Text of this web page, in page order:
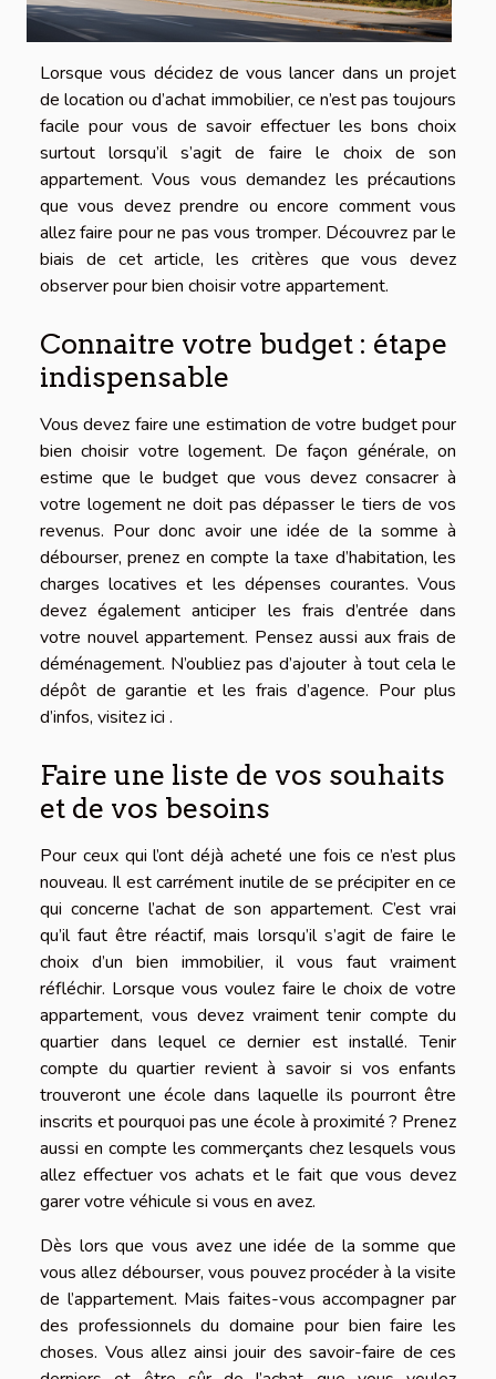
Lorsque vous décidez de vous lancer dans un projet
de location ou d’achat immobilier, ce n’est pas toujours
facile pour vous de savoir effectuer les bons choix
surtout lorsqu’il s’agit de faire le choix de son
appartement. Vous vous demandez les précautions
que vous devez prendre ou encore comment vous
allez faire pour ne pas vous tromper. Découvrez par le
biais de cet article, les critères que vous devez
observer pour bien choisir votre appartement.
Connaitre votre budget : étape
indispensable
Vous devez faire une estimation de votre budget pour
bien choisir votre logement. De façon générale, on
estime que le budget que vous devez consacrer à
votre logement ne doit pas dépasser le tiers de vos
revenus. Pour donc avoir une idée de la somme à
débourser, prenez en compte la taxe d’habitation, les
charges locatives et les dépenses courantes. Vous
devez également anticiper les frais d’entrée dans
votre nouvel appartement. Pensez aussi aux frais de
déménagement. N’oubliez pas d’ajouter à tout cela le
dépôt de garantie et les frais d’agence. Pour plus
d’infos, visitez ici .
Faire une liste de vos souhaits
et de vos besoins
Pour ceux qui l’ont déjà acheté une fois ce n’est plus
nouveau. Il est carrément inutile de se précipiter en ce
qui concerne l’achat de son appartement. C’est vrai
qu’il faut être réactif, mais lorsqu’il s’agit de faire le
choix d’un bien immobilier, il vous faut vraiment
réfléchir. Lorsque vous voulez faire le choix de votre
appartement, vous devez vraiment tenir compte du
quartier dans lequel ce dernier est installé. Tenir
compte du quartier revient à savoir si vos enfants
trouveront une école dans laquelle ils pourront être
inscrits et pourquoi pas une école à proximité ? Prenez
aussi en compte les commerçants chez lesquels vous
allez effectuer vos achats et le fait que vous devez
garer votre véhicule si vous en avez.
Dès lors que vous avez une idée de la somme que
vous allez débourser, vous pouvez procéder à la visite
de l’appartement. Mais faites-vous accompagner par
des professionnels du domaine pour bien faire les
choses. Vous allez ainsi jouir des savoir-faire de ces